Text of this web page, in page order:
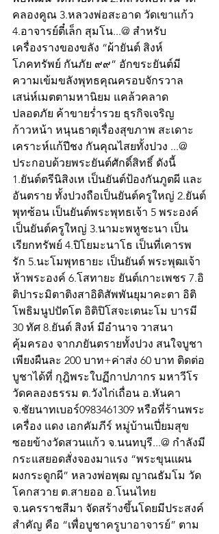
คลองคูณ 3.หลวงพ่อสะอาด วัดเขาแก้ว
4.อาจารย์ตี๋เล็ก สุมโน...@ สำหรับ
เครื่องรางของขลัง “ผ้ายันต์ สิงห์
โภคทรัพย์ กันภัย ๙๙” อักขระยันต์มี
ความเข้มขลังพุทธคุณครอบจักรวาล
เสน่ห์เมตตามหานิยม แคล้วคลาด
ปลอดภัย ค้าขายร่ำรวย ธุรกิจเจริญ
ก้าวหน้า หนุนธาตุเรื่องสุขภาพ สะเดาะ
เคราะห์แก้ปีชง กันคุณไสยทั้งปวง ...@
ประกอบด้วยพระยันต์ศักดิ์สิทธิ์ ดังนี้
1.ยันต์ตรีนิสิงเห เป็นยันต์ป้องกันภูตผี และ
อันตราย ทั้งปวงถือเป็นยันต์ครูใหญ่ 2.ยันต์
พุทซ้อน เป็นยันต์พระพุทธเจ้า 5 พระองค์
เป็นยันต์ครูใหญ่ 3.นามะพหูชะนา เป็น
เรียกทรัพย์ 4.ปิโยมะนาโธ เป็นที่เคารพ
รัก 5.นะโมพุทธายะ เป็นยันต์ พระพุฒเจ้า
ห้าพระองค์ 6.โสทายะ ยันต์เกาะเพชร 7.อิ
ติปาระมิตาติงสาอิติสัพพันยุมาคะตา อิติ
โพธิมนูปปัตโต อิติปิโสจะเตนะโม บารมี
30 ทัศ 8.ยันต์ สิงห์ มีอำนาจ วาสนา
คุ้มครอง จากภยันตรายทั้งปวง สนใจบูชา
เพียงผืนละ 200 บาท+ค่าส่ง 60 บาท ติดต่อ
บูชาได้ที่ กุฎิพระใบฏีกาปภากร มหาวีโร
วัดคลองธรรม ต.วังไก่เถื่อน อ.หันคา
จ.ชัยนาทเบอร์0983461309 หรือที่ร้านพระ
เครื่อง แดง เอกคัมภีร์ หมู่บ้านเปี่ยมสุข
ซอยข้างวัดสวนแก้ว จ.นนทบุรี...@ กำลังมี
กระแสยอดสั่งจองมาแรง “พระขุนแผน
ผงกระดูกผี” หลวงพ่อพุฒ ญาณธัมโม วัด
โคกสวาย ต.สายออ อ.โนนไทย
จ.นครราชสีมา จัดสร้างขึ้นโดยมีประสงค์
สำคัญ คือ “เพื่อบูชาครูบาอาจารย์” ตาม